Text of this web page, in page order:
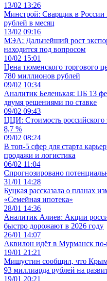
13/02 13:26
Минстрой: Сварщик в России
рублей в месяц
13/02 09:16
МЭА: Дальнейший рост
находится под вопросом
10/02 15:01
Цена тюменского торгового
780 миллионов рублей
09/02 10:34
Аналитик Беленькая: ЦБ 13
двумя решениями по ставке
09/02 09:43
ЦЦИ: Стоимость российского
8,7 %
09/02 08:24
В топ-5 сфер для старта
продажи и логистика
06/02 11:04
Спрогнозировано
31/01 14:28
Буцкая рассказала о планах
«Семейная ипотека»
28/01 14:36
Аналитик Алиев: Акции
быстро дорожают в 2026 году
26/01 14:07
Аквилон идёт в Мурманск
19/01 21:21
Мишустин сообщил, что Крым
93 миллиарда рублей на
19/01 20:21